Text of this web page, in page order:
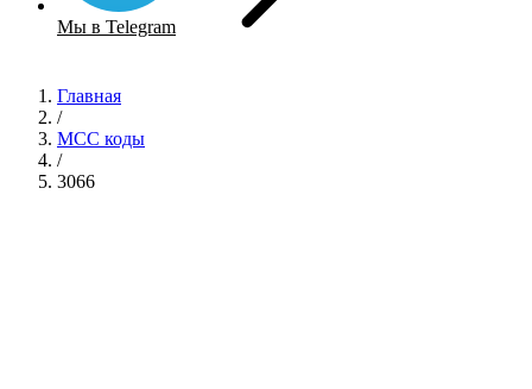
Мы в Telegram
Главная
/
MCC коды
/
3066